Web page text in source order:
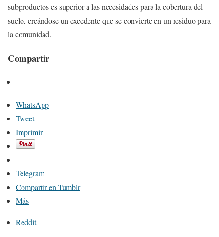
subproductos es superior a las necesidades para la cobertura del
suelo, creándose un excedente que se convierte en un residuo para
la comunidad.
Compartir
WhatsApp
Tweet
Imprimir
Telegram
Compartir en Tumblr
Más
Reddit